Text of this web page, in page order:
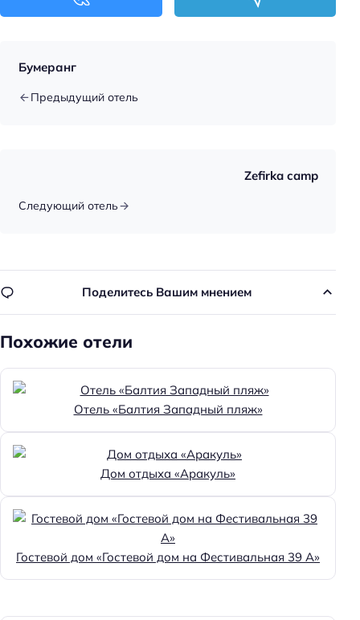
Бассейн
Спорт: прокат оборудования для водных видов
спорта
Детская площадка
Шезлонги
Частный пляж
Тип пляжа: галечный
Пляжные полотенца
Бумеранг
Предыдущий отель
Zefirka camp
Следующий отель
Поделитесь Вашим мнением
Похожие отели
Отель «Балтия Западный пляж»
Дом отдыха «Аракуль»
Гостевой дом «Гостевой дом на Фестивальная 39 А»